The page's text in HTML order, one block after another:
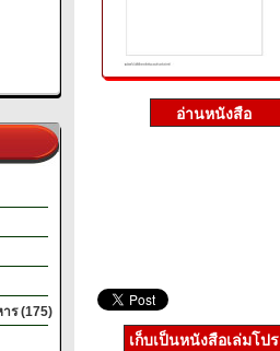
ร (175)
เก็บเป็นหนังสือเล่มโป